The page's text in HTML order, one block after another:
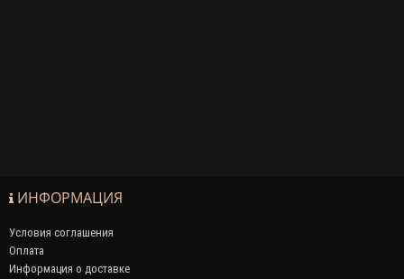
ИНФОРМАЦИЯ
Условия соглашения
Оплата
Информация о доставке